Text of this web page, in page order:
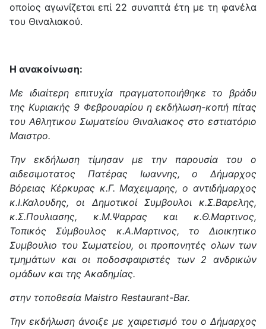
οποίος αγωνίζεται επί 22 συναπτά έτη με τη φανέλα
του Θιναλιακού.
Η ανακοίνωση:
Με ιδιαίτερη επιτυχία πραγματοποιήθηκε το βράδυ
της Κυριακής 9 Φεβρουαρίου η εκδήλωση-κοπή πίτας
του Αθλητικου Σωματείου Θιναλιακος στο εστιατόριο
Μαιστρο.
Την εκδήλωση τίμησαν με την παρουσία του ο
αιδεσιμοτατος Πατέρας Ιωαννης, ο Δήμαρχος
Βόρειας Κέρκυρας κ.Γ. Μαχειμαρης, ο αντιδήμαρχος
κ.Ι.Καλουδης, οι Δημοτικοί Συμβουλοι κ.Σ.Βαρελης,
κ.Σ.Πουλιασης, κ.Μ.Ψαρρας και κ.Θ.Μαρτινος,
Τοπικός Σύμβουλος κ.Α.Μαρτινος, το Διοικητικο
Συμβουλιο του Σωματείου, οι προπονητές ολων των
τμημάτων και οι ποδοσφαιριστές των 2 ανδρικών
ομάδων και της Ακαδημίας.
στην τοποθεσία Maistro Restaurant-Bar.
Την εκδήλωση άνοιξε με χαιρετισμό του ο Δήμαρχος